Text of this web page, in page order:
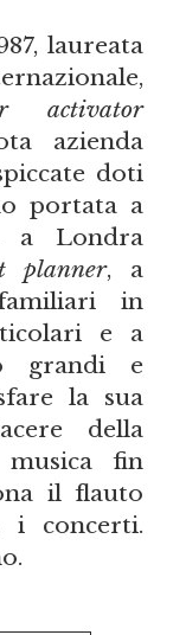
laureata
activator
azienda
doti
portata a
a Londra
planner, a
in
e a
grandi e
la sua
della
musica fin
il flauto
i concerti.